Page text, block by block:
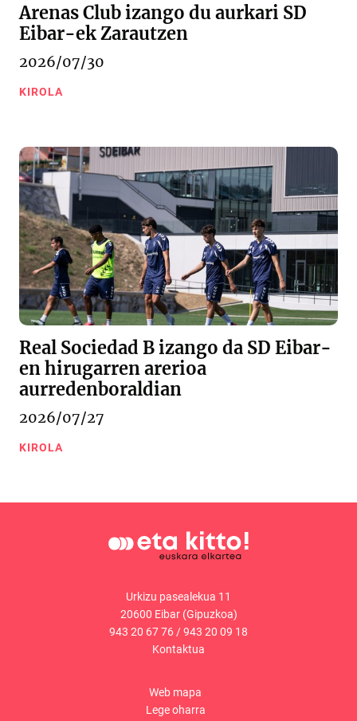
Arenas Club izango du aurkari SD
Eibar-ek Zarautzen
2026/07/30
KIROLA
Real Sociedad B izango da SD Eibar-
en hirugarren arerioa
aurredenboraldian
2026/07/27
KIROLA
Urkizu pasealekua 11
20600 Eibar (Gipuzkoa)
943 20 67 76 /943 20 09 18
Kontaktua
Web mapa
Lege oharra